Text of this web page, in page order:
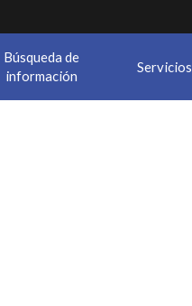
Búsqueda de
información
Servicios